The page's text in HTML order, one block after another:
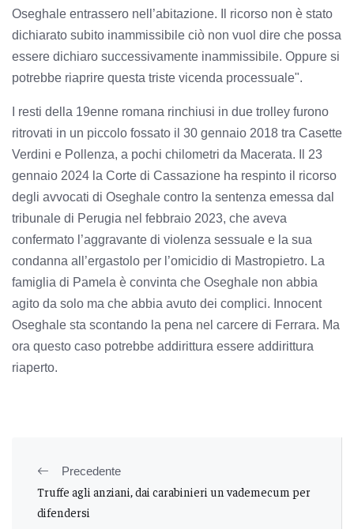
Oseghale entrassero nell’abitazione. Il ricorso non è stato
dichiarato subito inammissibile ciò non vuol dire che possa
essere dichiaro successivamente inammissibile. Oppure si
potrebbe riaprire questa triste vicenda processuale".
I resti della 19enne romana rinchiusi in due trolley furono
ritrovati in un piccolo fossato il 30 gennaio 2018 tra Casette
Verdini e Pollenza, a pochi chilometri da Macerata. Il 23
gennaio 2024 la Corte di Cassazione ha respinto il ricorso
degli avvocati di Oseghale contro la sentenza emessa dal
tribunale di Perugia nel febbraio 2023, che aveva
confermato l’aggravante di violenza sessuale e la sua
condanna all’ergastolo per l’omicidio di Mastropietro. La
famiglia di Pamela è convinta che Oseghale non abbia
agito da solo ma che abbia avuto dei complici. Innocent
Oseghale sta scontando la pena nel carcere di Ferrara. Ma
ora questo caso potrebbe addirittura essere addirittura
riaperto.
Precedente
Truffe agli anziani, dai carabinieri un vademecum per
difendersi